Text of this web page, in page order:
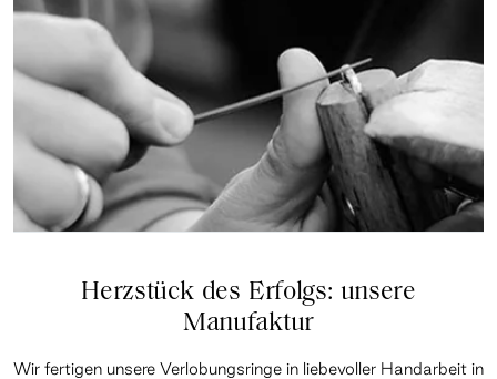
Herzstück des Erfolgs: unsere
Manufaktur
Wir fertigen unsere Verlobungsringe in liebevoller Handarbeit in